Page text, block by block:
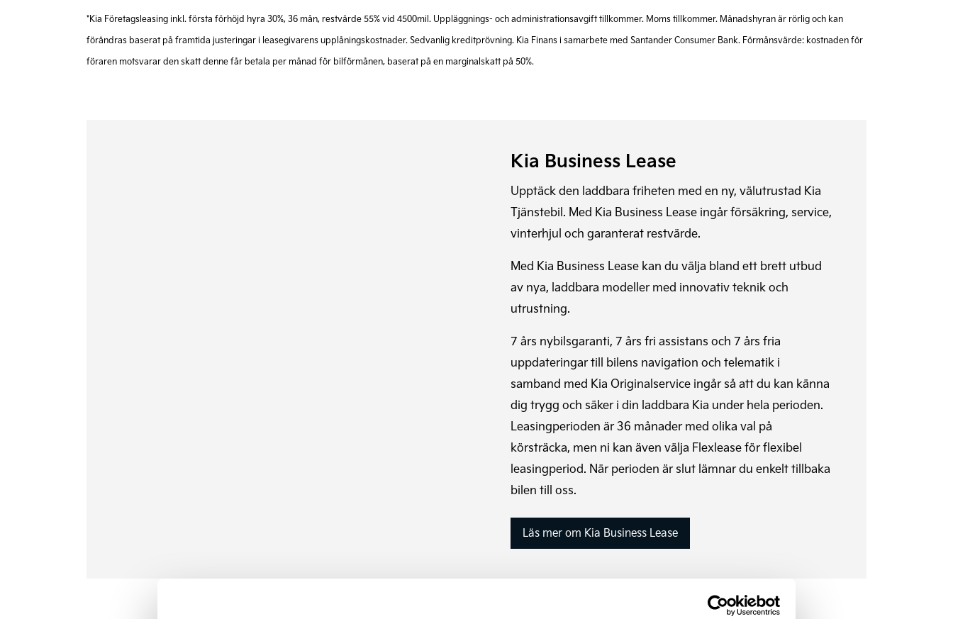
Kia Niro 1.6 Plug-In Hybrid Advance Företagsleasing*
2.682 kr/mån
Företagskampanj 410.646 kr
Förmånsvärde fr.**
2.844 kr/mån
*Kia Företagsleasing inkl. första förhöjd hyra 30%, 36 mån, restvärde 55% vid 4500mil. Uppläggnings- och administrationsavgift tillkommer. Moms tillkommer. Månadshyran är rörlig och kan
förändras baserat på framtida justeringar i leasegivarens upplåningskostnader. Sedvanlig kreditprövning. Kia Finans i samarbete med Santander Consumer Bank. Förmånsvärde: kostnaden för
föraren motsvarar den skatt denne får betala per månad för bilförmånen, baserat på en marginalskatt på 50%.
Kia Business Lease
Upptäck den laddbara friheten med en ny, välutrustad Kia
Tjänstebil. Med Kia Business Lease ingår försäkring, service,
vinterhjul och garanterat restvärde.
Med Kia Business Lease kan du välja bland ett brett utbud
av nya, laddbara modeller med innovativ teknik och
utrustning.
7 års nybilsgaranti, 7 års fri assistans och 7 års fria
uppdateringar till bilens navigation och telematik i
samband med Kia Originalservice ingår så att du kan känna
dig trygg och säker i din laddbara Kia under hela perioden.
Leasingperioden är 36 månader med olika val på
körsträcka, men ni kan även välja Flexlease för flexibel
leasingperiod. När perioden är slut lämnar du enkelt tillbaka
bilen till oss.
Läs mer om Kia Business Lease